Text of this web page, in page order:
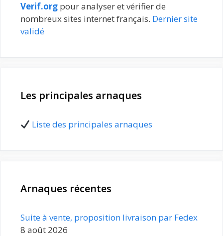
Verif.org pour analyser et vérifier de
nombreux sites internet français. Dernier site
validé
Les principales arnaques
Liste des principales arnaques
Arnaques récentes
Suite à vente, proposition livraison par Fedex
8 août 2026